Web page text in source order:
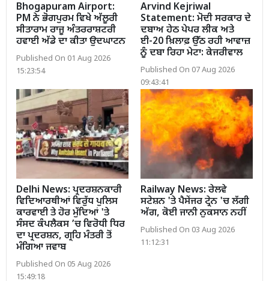
Bhogapuram Airport:
PM ਨੇ ਭੋਗਪੁਰਮ ਵਿਖੇ ਅੱਲੂਰੀ
ਸੀਤਾਰਾਮ ਰਾਜੂ ਅੰਤਰਰਾਸ਼ਟਰੀ
ਹਵਾਈ ਅੱਡੇ ਦਾ ਕੀਤਾ ਉਦਘਾਟਨ
Published On 01 Aug 2026
15:23:54
Arvind Kejriwal
Statement: ਮੋਦੀ ਸਰਕਾਰ ਦੇ
ਦਬਾਅ ਹੇਠ ਪੇਪਰ ਲੀਕ ਅਤੇ
ਈ-20 ਖ਼ਿਲਾਫ਼ ਉੱਠ ਰਹੀ ਆਵਾਜ਼
ਨੂੰ ਦਬਾ ਰਿਹਾ ਮੇਟਾ: ਕੇਜਰੀਵਾਲ
Published On 07 Aug 2026
09:43:41
Delhi News: ਪ੍ਰਦਰਸ਼ਨਕਾਰੀ
ਵਿਦਿਆਰਥੀਆਂ ਵਿਰੁੱਧ ਪੁਲਿਸ
ਕਾਰਵਾਈ ਤੇ ਹੋਰ ਮੁੱਦਿਆਂ 'ਤੇ
ਸੰਸਦ ਕੰਪਲੈਕਸ ’ਚ ਵਿਰੋਧੀ ਧਿਰ
ਦਾ ਪ੍ਰਦਰਸ਼ਨ, ਗ੍ਰਹਿ ਮੰਤਰੀ ਤੋਂ
ਮੰਗਿਆ ਜਵਾਬ
Published On 05 Aug 2026
15:49:18
Railway News: ਰੇਲਵੇ
ਸਟੇਸ਼ਨ 'ਤੇ ਪੈਸੇਂਜਰ ਟ੍ਰੇਨ 'ਚ ਲੱਗੀ
ਅੱਗ, ਕੋਈ ਜਾਨੀ ਨੁਕਸਾਨ ਨਹੀਂ
Published On 03 Aug 2026
11:12:31